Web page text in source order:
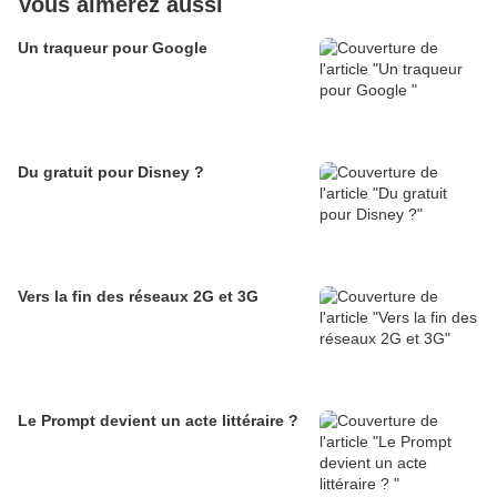
Un traqueur pour Google
Du gratuit pour Disney ?
Vers la fin des réseaux 2G et 3G
Le Prompt devient un acte littéraire ?